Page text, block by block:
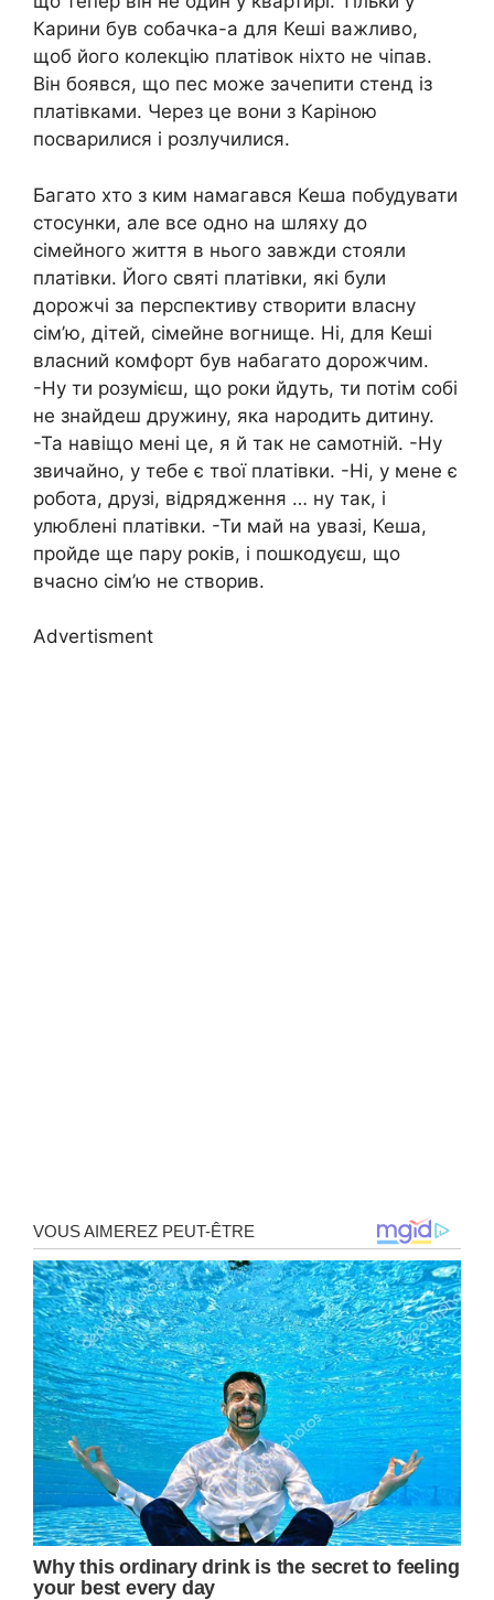
Карини був собачка-а для Кеші важливо,
щоб його колекцію платівок ніхто не чіпав.
Він боявся, що пес може зачепити стенд із
платівками. Через це вони з Каріною
посварилися і розлучилися.
Багато хто з ким намагався Кеша побудувати
стосунки, але все одно на шляху до
сімейного життя в нього завжди стояли
платівки. Його святі платівки, які були
дорожчі за перспективу створити власну
сім’ю, дітей, сімейне вогнище. Ні, для Кеші
власний комфорт був набагато дорожчим.
-Ну ти розумієш, що роки йдуть, ти потім собі
не знайдеш дружину, яка народить дитину.
-Та навіщо мені це, я й так не самотній. -Ну
звичайно, у тебе є твої платівки. -Ні, у мене є
робота, друзі, відрядження … ну так, і
улюблені платівки. -Ти май на увазі, Кеша,
пройде ще пару років, і пошкодуєш, що
вчасно сім’ю не створив.
Advertisment